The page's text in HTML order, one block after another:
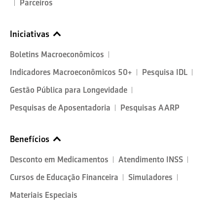
Parceiros
Iniciativas
Boletins Macroeconômicos
Indicadores Macroeconômicos 50+
Pesquisa IDL
Gestão Pública para Longevidade
Pesquisas de Aposentadoria
Pesquisas AARP
Benefícios
Desconto em Medicamentos
Atendimento INSS
Cursos de Educação Financeira
Simuladores
Materiais Especiais